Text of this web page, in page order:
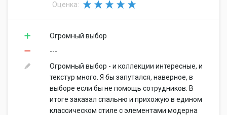
Оценка:
Огромный выбор
---
Огромный выбор - и коллекции интересные, и
текстур много. Я бы запутался, наверное, в
выборе если бы не помощь сотрудников. В
итоге заказал спальню и прихожую в едином
классическом стиле с элементами модерна